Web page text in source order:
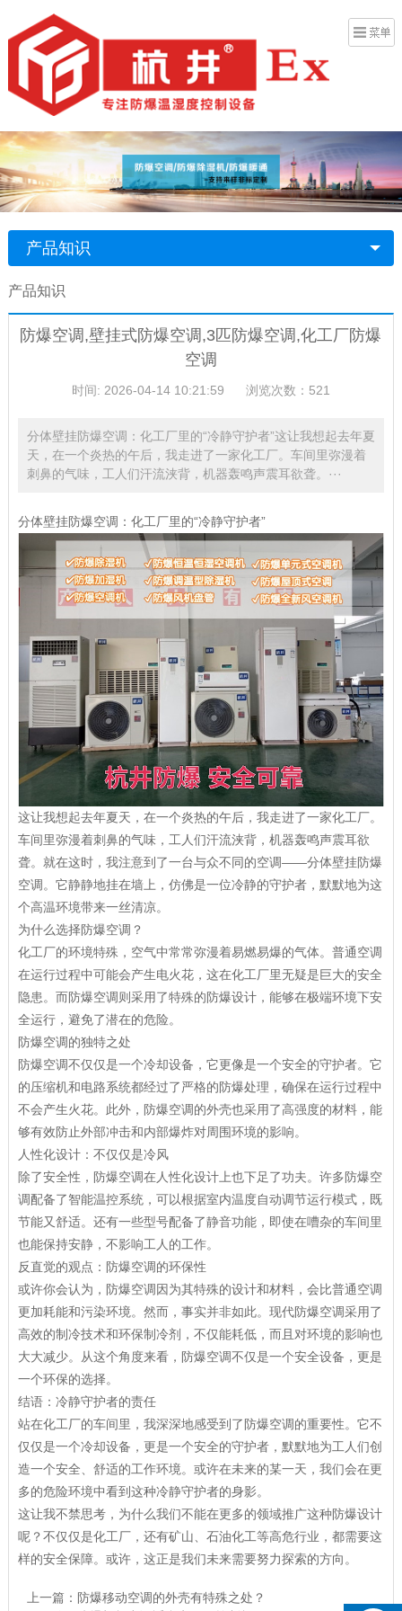
产品知识
产品知识
防爆空调,壁挂式防爆空调,3匹防爆空调,化工厂防爆
空调
时间: 2026-04-14 10:21:59 浏览次数：521
分体壁挂防爆空调：化工厂里的“冷静守护者”这让我想起去年夏
天，在一个炎热的午后，我走进了一家化工厂。车间里弥漫着
刺鼻的气味，工人们汗流浃背，机器轰鸣声震耳欲聋。···
分体壁挂防爆空调：化工厂里的“冷静守护者”
这让我想起去年夏天，在一个炎热的午后，我走进了一家化工厂。
车间里弥漫着刺鼻的气味，工人们汗流浃背，机器轰鸣声震耳欲
聋。就在这时，我注意到了一台与众不同的空调——分体壁挂防爆
空调。它静静地挂在墙上，仿佛是一位冷静的守护者，默默地为这
个高温环境带来一丝清凉。
为什么选择防爆空调？
化工厂的环境特殊，空气中常常弥漫着易燃易爆的气体。普通空调
在运行过程中可能会产生电火花，这在化工厂里无疑是巨大的安全
隐患。而防爆空调则采用了特殊的防爆设计，能够在极端环境下安
全运行，避免了潜在的危险。
防爆空调的独特之处
防爆空调不仅仅是一个冷却设备，它更像是一个安全的守护者。它
的压缩机和电路系统都经过了严格的防爆处理，确保在运行过程中
不会产生火花。此外，防爆空调的外壳也采用了高强度的材料，能
够有效防止外部冲击和内部爆炸对周围环境的影响。
人性化设计：不仅仅是冷风
除了安全性，防爆空调在人性化设计上也下足了功夫。许多防爆空
调配备了智能温控系统，可以根据室内温度自动调节运行模式，既
节能又舒适。还有一些型号配备了静音功能，即使在嘈杂的车间里
也能保持安静，不影响工人的工作。
反直觉的观点：防爆空调的环保性
或许你会认为，防爆空调因为其特殊的设计和材料，会比普通空调
更加耗能和污染环境。然而，事实并非如此。现代防爆空调采用了
高效的制冷技术和环保制冷剂，不仅能耗低，而且对环境的影响也
大大减少。从这个角度来看，防爆空调不仅是一个安全设备，更是
一个环保的选择。
结语：冷静守护者的责任
站在化工厂的车间里，我深深地感受到了防爆空调的重要性。它不
仅仅是一个冷却设备，更是一个安全的守护者，默默地为工人们创
造一个安全、舒适的工作环境。或许在未来的某一天，我们会在更
多的危险环境中看到这种冷静守护者的身影。
这让我不禁思考，为什么我们不能在更多的领域推广这种防爆设计
呢？不仅仅是化工厂，还有矿山、石油化工等高危行业，都需要这
样的安全保障。或许，这正是我们未来需要努力探索的方向。
上一篇： 防爆移动空调的外壳有特殊之处？